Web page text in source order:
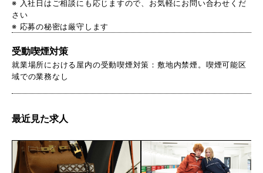
※ 入社日はご相談にも応じますので、お気軽にお問い合わせくだ
さい
※ 応募の秘密は厳守します
受動喫煙対策
就業場所における屋内の受動喫煙対策：敷地内禁煙。喫煙可能区
域での業務なし
最近見た求人